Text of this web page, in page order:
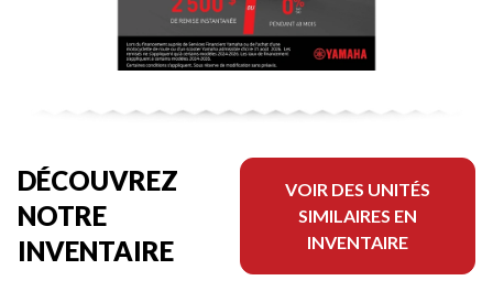
DÉCOUVREZ
NOTRE
INVENTAIRE
VOIR DES UNITÉS
SIMILAIRES EN
INVENTAIRE